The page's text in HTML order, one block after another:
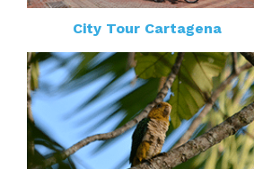
City Tour Cartagena